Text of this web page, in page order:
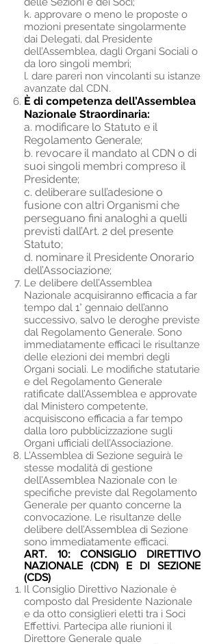
k. approvare o meno le proposte o
mozioni presentate singolarmente
dai Delegati, dal Presidente
dell’Assemblea, dagli Organi Sociali o
da loro singoli membri;
l. dare pareri non vincolanti su istanze
avanzate dal CDN.​
È di competenza dell’Assemblea
Nazionale Straordinaria:
a. modificare lo Statuto e il
Regolamento Generale;
b. revocare il mandato al CDN o di
suoi singoli membri compreso il
Presidente;
c. deliberare sull’adesione o
fusione con altri Organismi che
perseguano fini analoghi a quelli
previsti dall’Art. 2 del presente
Statuto;
d. nominare il Presidente Onorario
dell’Associazione;
Le delibere dell’Assemblea
Nazionale acquisiranno efficacia a far
tempo dal 1° gennaio dell’anno
successivo, salvo le deroghe previste
dal Regolamento Generale. Sono
immediatamente efficaci le risultanze
delle elezioni dei membri degli
Organi sociali. Le modifiche statutarie
e del Regolamento Generale
ratificate dall’Assemblea e approvate
dal Ministero competente,
acquisiscono efficacia a far tempo
dalla loro pubblicizzazione sugli
Organi ufficiali dell’Associazione.
L’Assemblea di Sezione seguirà le
stesse modalità di gestione
dell’Assemblea Nazionale con le
specifiche previste dal Regolamento
Generale per quanto concerne la
convocazione. Le risultanze delle
delibere dell’Assemblea di Sezione
sono immediatamente efficaci.
ART. 10:CONSIGLIO DIRETTIVO
NAZIONALE (CDN) E DI SEZIONE
(CDS)
Il Consiglio Direttivo Nazionale è
composto dal Presidente Nazionale
e da otto consiglieri eletti tra i Soci
Effettivi. Partecipa alle riunioni il
Direttore Generale quale